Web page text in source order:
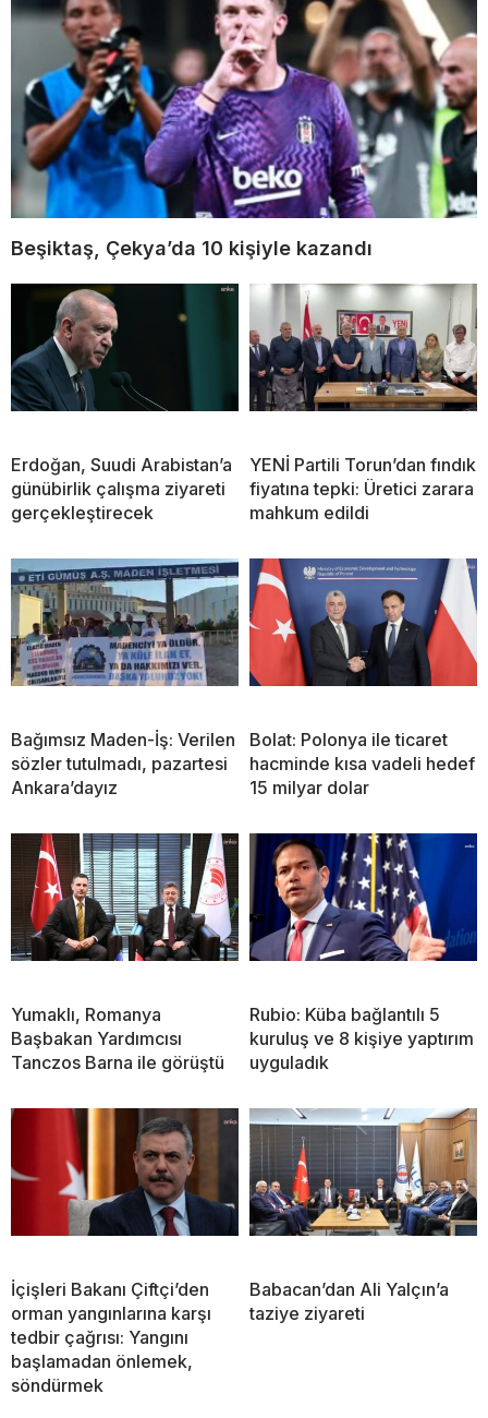
Beşiktaş, Çekya’da 10 kişiyle kazandı
Erdoğan, Suudi Arabistan’a
günübirlik çalışma ziyareti
gerçekleştirecek
YENİ Partili Torun’dan fındık
fiyatına tepki: Üretici zarara
mahkum edildi
Bağımsız Maden-İş: Verilen
sözler tutulmadı, pazartesi
Ankara’dayız
Bolat: Polonya ile ticaret
hacminde kısa vadeli hedef
15 milyar dolar
Yumaklı, Romanya
Başbakan Yardımcısı
Tanczos Barna ile görüştü
Rubio: Küba bağlantılı 5
kuruluş ve 8 kişiye yaptırım
uyguladık
İçişleri Bakanı Çiftçi’den
orman yangınlarına karşı
tedbir çağrısı: Yangını
başlamadan önlemek,
söndürmek
Babacan’dan Ali Yalçın’a
taziye ziyareti